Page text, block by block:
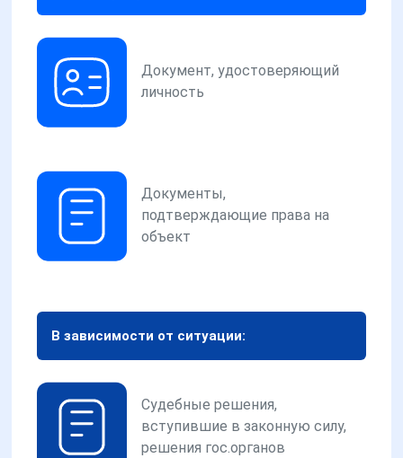
Документ, удостоверяющий
личность
Документы,
подтверждающие права на
объект
В зависимости от ситуации:
Судебные решения,
вступившие в законную силу,
решения гос.органов